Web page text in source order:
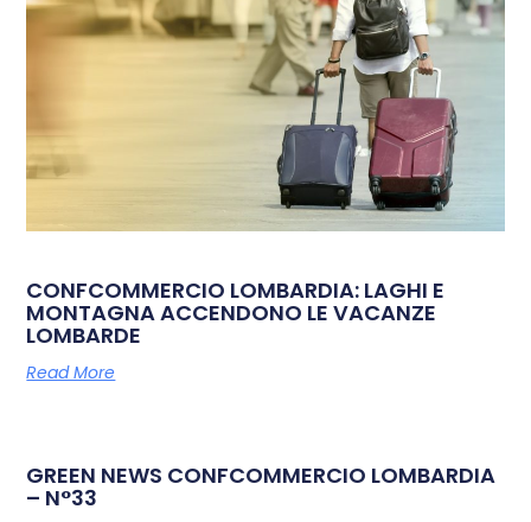
CONFCOMMERCIO LOMBARDIA: LAGHI E
MONTAGNA ACCENDONO LE VACANZE
LOMBARDE
Read More
GREEN NEWS CONFCOMMERCIO LOMBARDIA
– N°33